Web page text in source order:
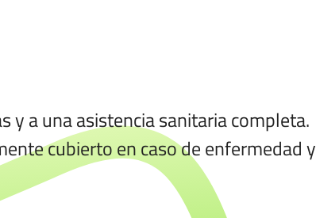
y a una asistencia sanitaria completa.
cubierto en caso de enfermedad y